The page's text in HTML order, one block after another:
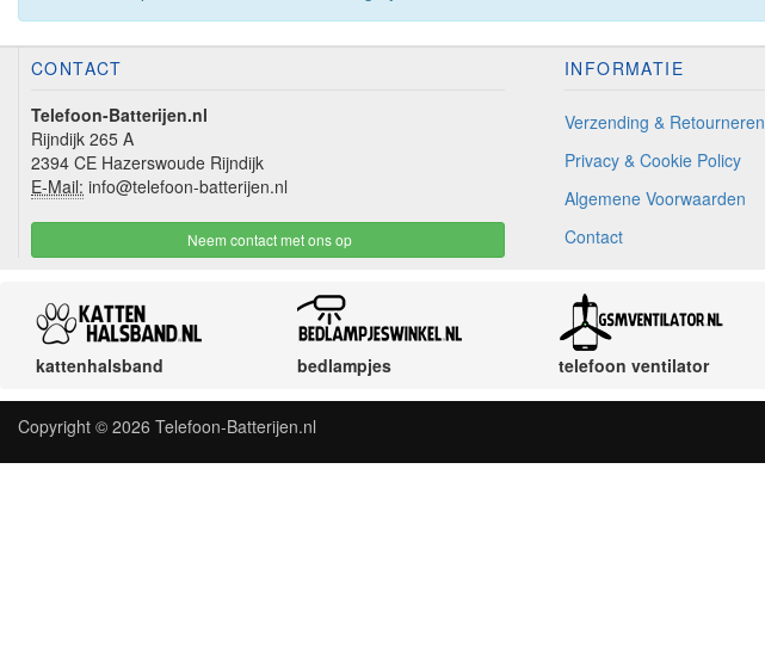
CONTACT
Telefoon-Batterijen.nl
Rijndijk 265 A
2394 CE Hazerswoude Rijndijk
E-Mail: info@telefoon-batterijen.nl
Neem contact met ons op
INFORMATIE
Verzending & Retourneren
Privacy & Cookie Policy
Algemene Voorwaarden
Contact
kattenhalsband bedlampjes telefoon ventilator
Copyright © 2026 Telefoon-Batterijen.nl